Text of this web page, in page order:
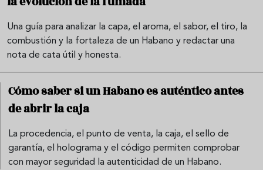
Una guía para analizar la capa, el aroma, el sabor, el tiro, la
combustión y la fortaleza de un Habano y redactar una
nota de cata útil y honesta.
Cómo saber si un Habano es auténtico antes
de abrir la caja
La procedencia, el punto de venta, la caja, el sello de
garantía, el holograma y el código permiten comprobar
con mayor seguridad la autenticidad de un Habano.